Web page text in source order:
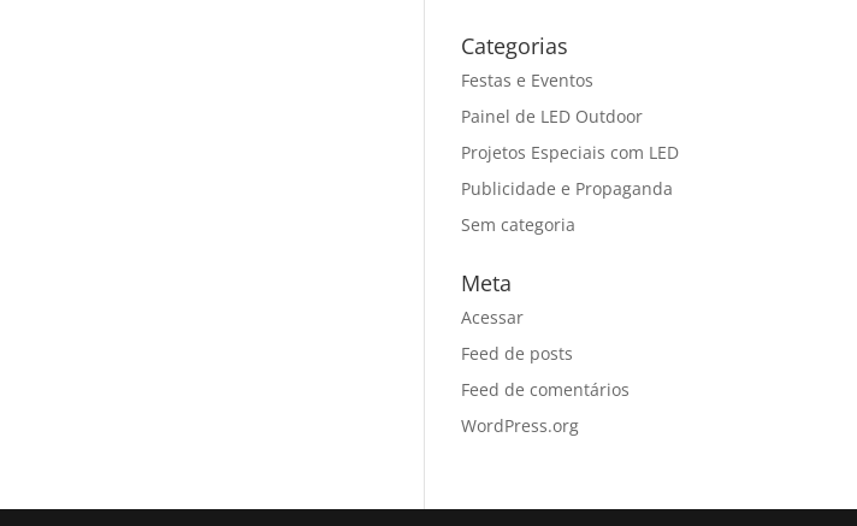
Categorias
Festas e Eventos
Painel de LED Outdoor
Projetos Especiais com LED
Publicidade e Propaganda
Sem categoria
Meta
Acessar
Feed de posts
Feed de comentários
WordPress.org